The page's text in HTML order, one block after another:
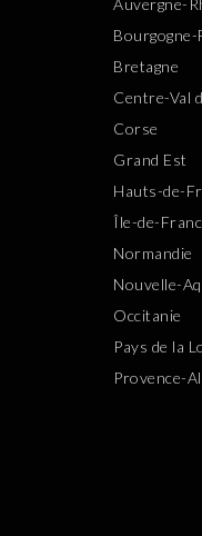
Auvergne-
Bretagne
Centre-Val
Corse
Grand Est
Hauts-de-
Île-de-
Normandie
Nouvelle-
Occitanie
Pays de la
Provence-